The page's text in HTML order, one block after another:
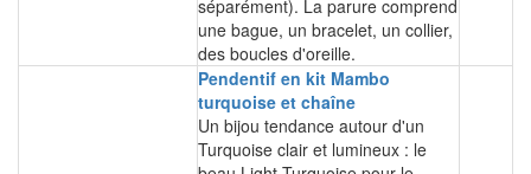
séparément). La parure comprend
une bague, un bracelet, un collier,
des boucles d'oreille.
Pendentif en kit Mambo
turquoise et chaîne
Un bijou tendance autour d'un
Turquoise clair et lumineux : le